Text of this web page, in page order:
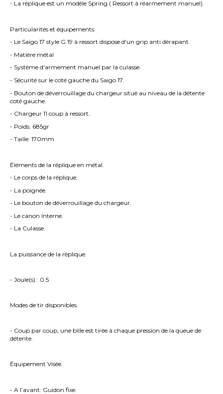
- La réplique est un modèle Spring ( Ressort à réarmement manuel).
Particularités et équipements.
- Le Saigo 17 style G 19 à ressort dispose d'un grip anti dérapant.
- Matière métal
- Système d'armement manuel par la culasse.
- Sécurité sur le coté gauche du Saigo 17.
- Bouton de déverrouillage du chargeur situé au niveau de la détente
coté gauche.
- Chargeur 11 coup à ressort.
- Poids: 685gr
- Taille: 170mm
Éléments de la réplique en métal.
- Le corps de la réplique.
- La poignée.
- Le bouton de déverrouillage du chargeur.
- Le canon Interne.
- La Culasse.
La puissance de la réplique.
- Joule(s) : 0.5
Modes de tir disponibles.
- Coup par coup, une bille est tirée à chaque pression de la queue de
détente.
Équipement Visée.
- A l’avant: Guidon fixe.